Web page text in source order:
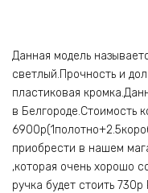
Данная модель
светлый.Прочность и
пластиковая
в Белгороде.Стоимость
приобрести в нашем
,которая очень хорошо
ручка будет стоить